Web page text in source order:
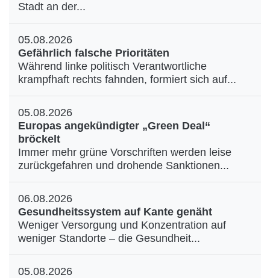
Stadt an der...
05.08.2026
Gefährlich falsche Prioritäten
Während linke politisch Verantwortliche
krampfhaft rechts fahnden, formiert sich auf...
05.08.2026
Europas angekündigter „Green Deal“
bröckelt
Immer mehr grüne Vorschriften werden leise
zurückgefahren und drohende Sanktionen...
06.08.2026
Gesundheitssystem auf Kante genäht
Weniger Versorgung und Konzentration auf
weniger Standorte – die Gesundheit...
05.08.2026